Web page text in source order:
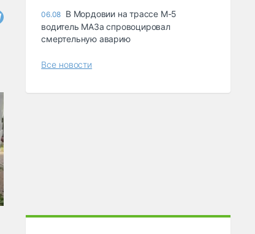
06.08 В Мордовии на трассе М-5
водитель МАЗа спровоцировал
смертельную аварию
Все новости